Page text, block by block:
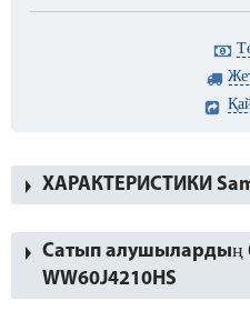
ХАРАКТЕРИСТИКИ
Сатып алушылардың
WW60J4210HS